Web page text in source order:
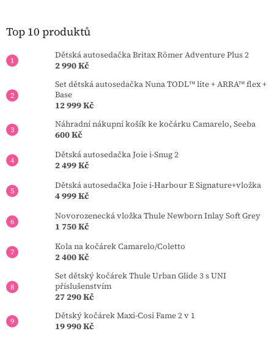
Top 10 produktů
Dětská autosedačka Britax Römer Adventure Plus 2
2 990 Kč
Set dětská autosedačka Nuna TODL™ lite + ARRA™ flex +
Base
12 999 Kč
Náhradní nákupní košík ke kočárku Camarelo, Seeba
600 Kč
Dětská autosedačka Joie i-Snug 2
2 499 Kč
Dětská autosedačka Joie i-Harbour E Signature+vložka
4 999 Kč
Novorozenecká vložka Thule Newborn Inlay Soft Grey
1 750 Kč
Kola na kočárek Camarelo/Coletto
2 400 Kč
Set dětský kočárek Thule Urban Glide 3 s UNI
příslušenstvím
27 290 Kč
Dětský kočárek Maxi-Cosi Fame 2 v 1
19 990 Kč